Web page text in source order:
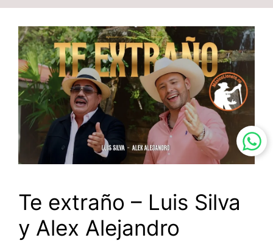
Te extraño – Luis Silva
y Alex Alejandro